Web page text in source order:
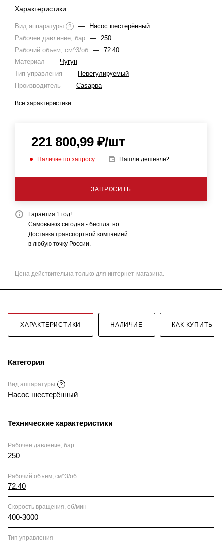
Характеристики
Вид аппаратуры ? —
Насос шестерённый
Рабочее давление, бар — 250
Рабочий объем, см^3/об — 72.40
Материал
—
Чугун
Тип управления
—
Нерегулируемый
Производитель
— Casappa
Все характеристики
221 800,99 ₽/шт
Наличие по запросу Нашли дешевле?
ЗАПРОСИТЬ
Гарантия 1 год!
Самовывоз сегодня - бесплатно.
Доставка транспортной компанией
в любую точку России.
Цена действительна только для интернет-магазина.
ХАРАКТЕРИСТИКИ НАЛИЧИЕ КАК КУПИТЬ
Категория
Вид аппаратуры ?
Насос шестерённый
Технические характеристики
Рабочее давление, бар
250
Рабочий объем, см^3/об
72.40
Скорость вращения, об/мин
400-3000
Тип управления